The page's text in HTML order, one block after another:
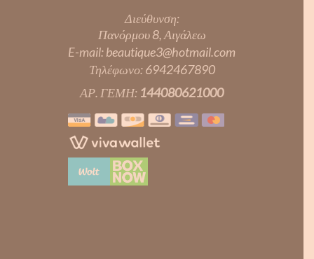
Διεύθυνση:
Πανόρμου 8, Αιγάλεω
E-mail:beautique3@hotmail.com
Τηλέφωνο:6942467890
ΑΡ. ΓΕΜΗ: 144080621000